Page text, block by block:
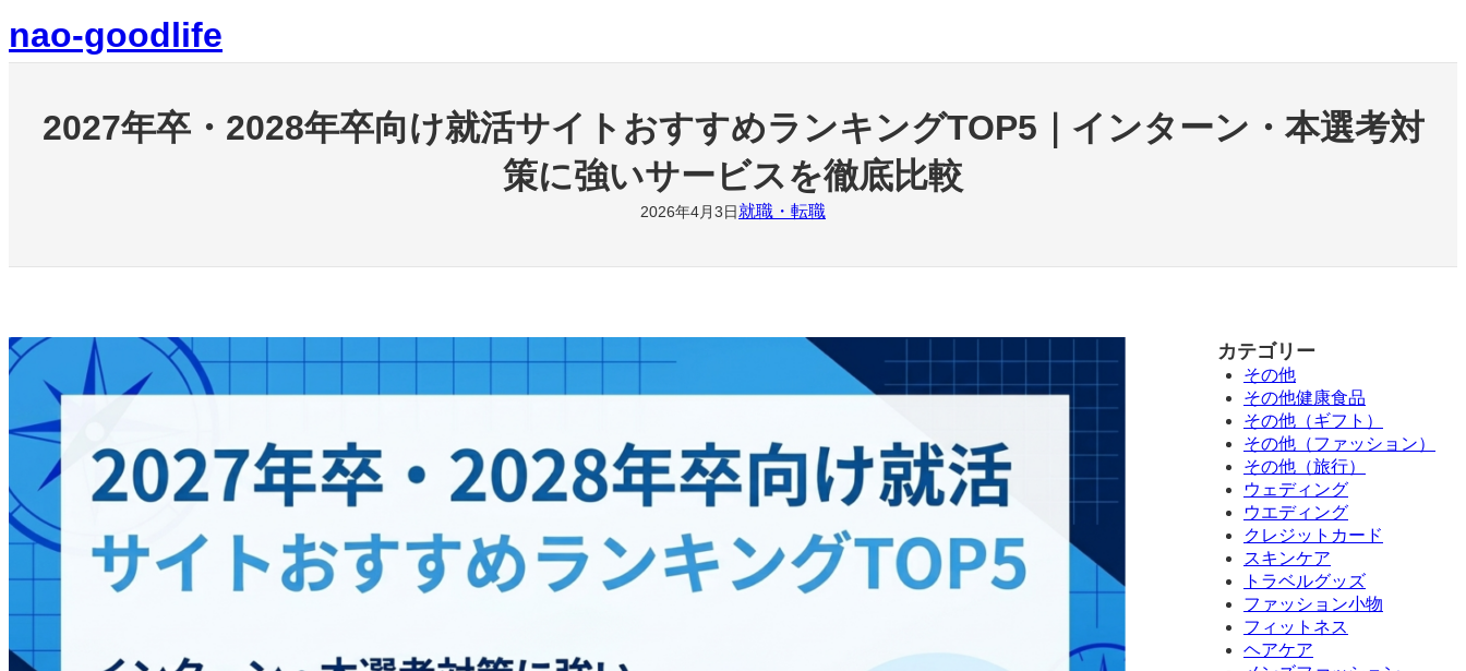
容
を
nao-goodlife
2027年卒・2028年卒向け就活サイトおすすめランキングTOP5｜インターン・本選考対
策に強いサービスを徹底比較
2026年4月3日就職・転職
カテゴリー
その他
その他健康食品
その他（ギフト）
その他（ファッション）
その他（旅行）
ウェディング
ウエディング
クレジットカード
スキンケア
トラベルグッズ
ファッション小物
フィットネス
ヘアケア